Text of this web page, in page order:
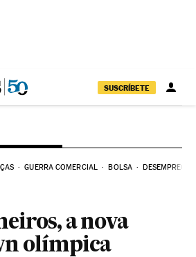
SUSCRÍBETE
GUERRA COMERCIAL BOLSA DESEMPREGO
a nova
olímpica